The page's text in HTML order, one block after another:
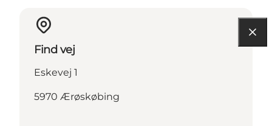
Find vej
Eskevej 1
5970 Ærøskøbing